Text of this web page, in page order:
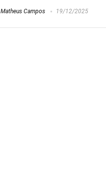
Matheus Campos 19/12/2025